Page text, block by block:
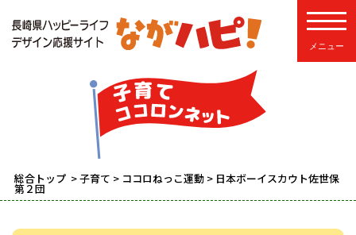
総合トップ >子育て > ココロねっこ運動 > 日本ボーイスカウト佐世保
第２団